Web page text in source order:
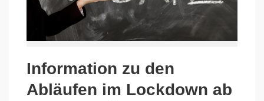
Information zu den
Abläufen im Lockdown ab